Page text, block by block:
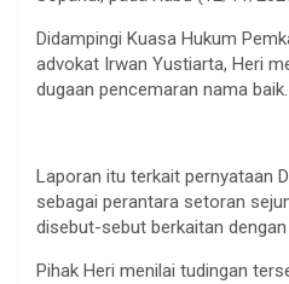
Didampingi Kuasa Hukum
advokat Irwan Yustiarta, Heri
dugaan pencemaran nama baik.
Laporan itu terkait pernyataan
sebagai perantara setoran
disebut-sebut berkaitan
Pihak Heri menilai tudingan